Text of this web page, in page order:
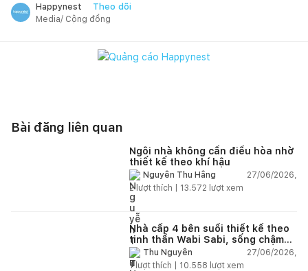
Happynest Theo dõi
Media/ Cộng đồng
Bài đăng liên quan
Ngôi nhà không cần điều hòa nhờ
thiết kế theo khí hậu
Nguyễn Thu Hằng
27/06/2026,
2lượt thích | 13.572 lượt xem
Nhà cấp 4 bên suối thiết kế theo
tinh thần Wabi Sabi, sống chậm
giữa thiên nhiên
Thu Nguyễn
27/06/2026,
1lượt thích | 10.558 lượt xem